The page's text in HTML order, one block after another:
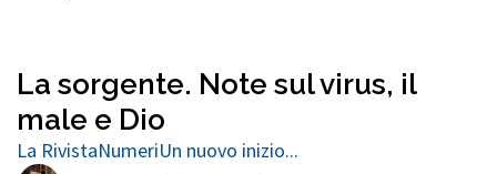
La sorgente. Note sul virus, il
male e Dio
La RivistaNumeriUn nuovo inizio...